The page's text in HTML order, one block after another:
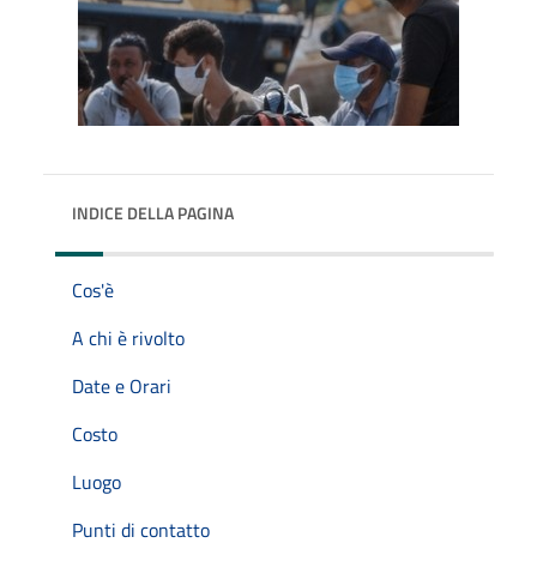
INDICE DELLA PAGINA
Cos'è
A chi è rivolto
Date e Orari
Costo
Luogo
Punti di contatto